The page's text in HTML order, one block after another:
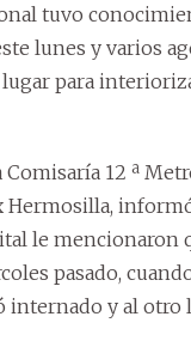
tuvo
lunes y varios
para
Comisaría 12 ª
Hermosilla,
le mencionaron
pasado,
internado y al otro